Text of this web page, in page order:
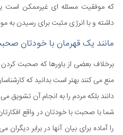
که موفقیت مسئله ای غیرممکن است
داشته و با انرژی مثبت برای رسیدن به
مانند یک قهرمان با خودتان
برخلاف بعضی از باورها که صحبت کردن
منع می کنند بهتر است بدانید که
دانند بلکه مردم را به انجام آن تشویق
شما با صحبت با خودتان در واقع
را آماده برای بیان آنها در برابر